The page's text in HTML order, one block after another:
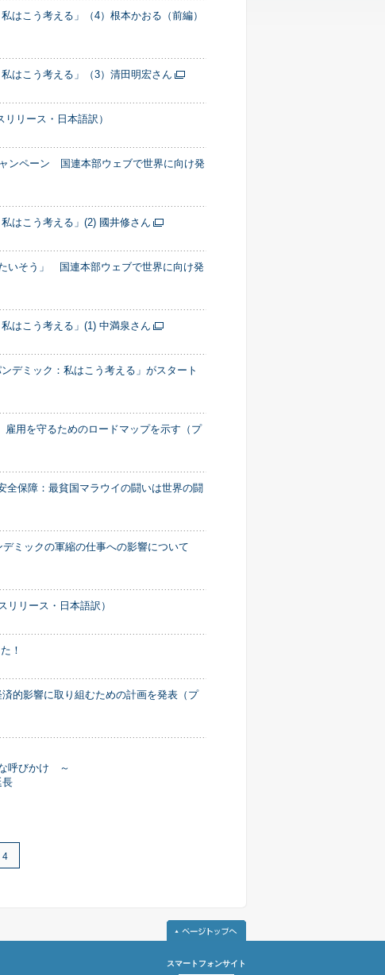
はこう考える」（4）根本かおる（前編）
はこう考える」（3）清田明宏さん
リース・日本語訳）
ンペーン 国連本部ウェブで世界に向け発
はこう考える」(2) 國井修さん
いそう」 国連本部ウェブで世界に向け発
はこう考える」(1) 中満泉さん
デミック：私はこう考える」がスタート
用を守るためのロードマップを示す（プ
全保障：最貧国マラウイの闘いは世界の闘
デミックの軍縮の仕事への影響について
リース・日本語訳）
！
的影響に取り組むための計画を発表（プ
呼びかけ ～
4
スマートフォンサイト